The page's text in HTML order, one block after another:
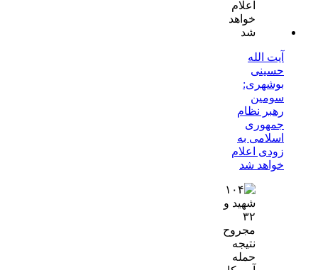
آیت الله
حسینی
بوشهری:
سومین
رهبر نظام
جمهوری
اسلامی به
زودی اعلام
خواهد شد